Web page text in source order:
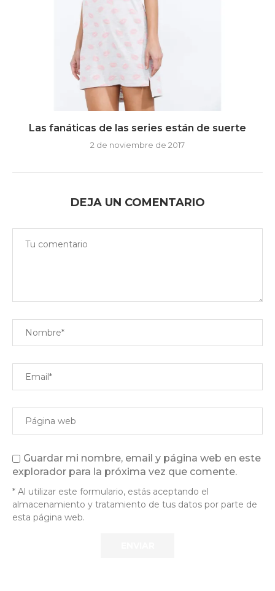
Las fanáticas de las series están de suerte
2 de noviembre de 2017
DEJA UN COMENTARIO
Guardar mi nombre, email y página web en este
explorador para la próxima vez que comente.
* Al utilizar este formulario, estás aceptando el
almacenamiento y tratamiento de tus datos por parte de
esta página web.